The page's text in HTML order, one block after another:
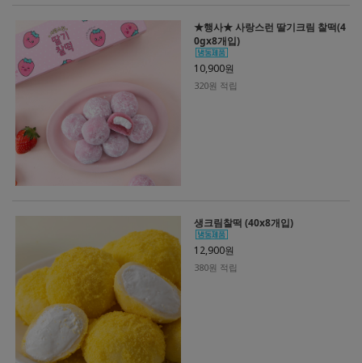
★행사★ 사랑스런 딸기크림 찰떡(4
0gx8개입)
10,900원
320원 적립
생크림찰떡 (40x8개입)
12,900원
380원 적립